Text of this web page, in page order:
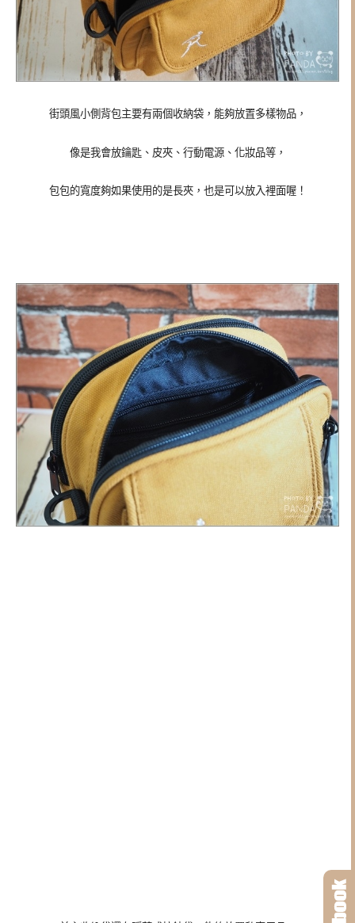
街頭風小側背包主要有兩個收納袋，能夠放置多樣物品，
像是我會放鑰匙、皮夾、行動電源、化妝品等，
包包的寬度夠如果使用的是長夾，也是可以放入裡面喔！